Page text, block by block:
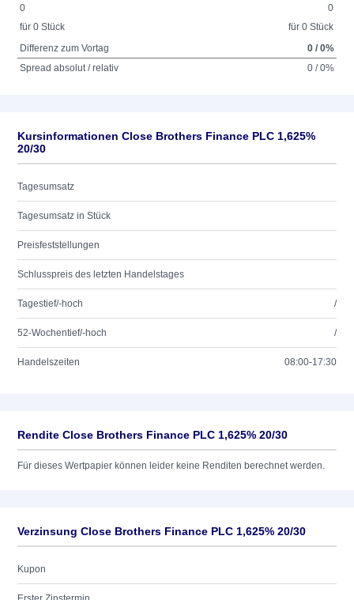
0
für 0 Stück
0
für 0 Stück
Differenz zum Vortag
0 / 0%
Spread absolut / relativ
0 / 0%
Kursinformationen Close Brothers Finance PLC 1,625%
20/30
Tagesumsatz
Tagesumsatz in Stück
Preisfeststellungen
Schlusspreis des letzten Handelstages
Tagestief/-hoch /
52-Wochentief/-hoch /
Handelszeiten 08:00-17:30
Rendite Close Brothers Finance PLC 1,625% 20/30
Für dieses Wertpapier können leider keine Renditen berechnet werden.
Verzinsung Close Brothers Finance PLC 1,625% 20/30
Kupon